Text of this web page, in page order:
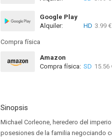
Google Play
Alquiler:
HD 3.99 €
Compra física
Amazon
Compra física: SD 15.56
Sinopsis
Michael Corleone, heredero del
posesiones de la familia negociando